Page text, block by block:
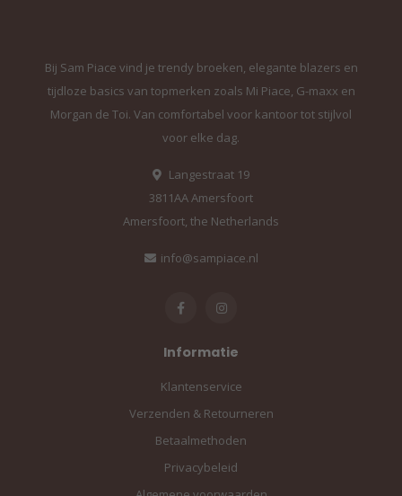
Bij Sam Piace vind je trendy broeken, elegante blazers en
tijdloze basics van topmerken zoals Mi Piace, G-maxx en
Morgan de Toi. Van comfortabel voor kantoor tot stijlvol
voor elke dag.
Langestraat 19
3811AA Amersfoort
Amersfoort, the Netherlands
info@sampiace.nl
Informatie
Klantenservice
Verzenden & Retourneren
Betaalmethoden
Privacybeleid